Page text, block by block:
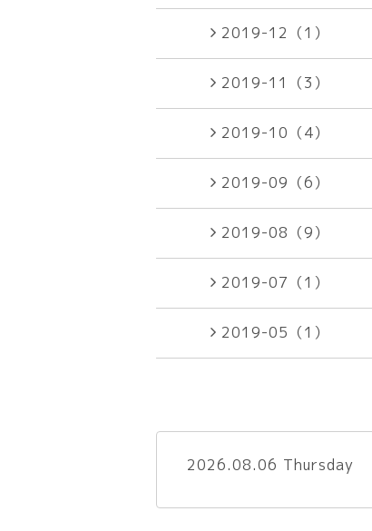
2019-12（1）
2019-11（3）
2019-10（4）
2019-09（6）
2019-08（9）
2019-07（1）
2019-05（1）
2026.08.06 Thursday